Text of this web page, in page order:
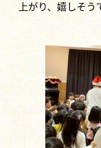
上がり、嬉しそう